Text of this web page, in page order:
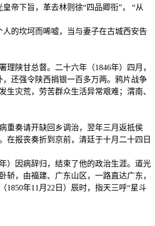
帝下旨，革去林则徐“四品卿衔”， “从
的坎坷而唏嘘，当与妻子在古城西安告
陕甘总督。二十六年（1846年）四月，
还强令陕西捐银一百多万两。鸦片战争
灾荒，劳苦群众生活异常艰难；渭南、
重奏请开缺回乡调治，翌年三月返抵侯
在报丧奏折到京前，清廷于十月二十四日
）因病辞归，结束了他的政治生涯。道光
，由福建、广东山区，一路直达广东，
年11月22日）辰时，指天三呼“星斗